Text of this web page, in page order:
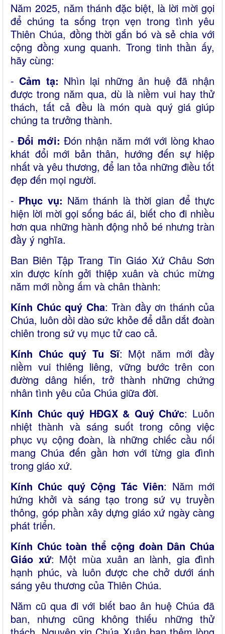
Năm 2025, năm thánh đặc biệt, là lời mời gọi
để chúng ta sống trọn vẹn trong tình yêu
Thiên Chúa, đồng thời gắn bó và sẻ chia với
cộng đồng xung quanh. Trong tinh thần ấy,
hãy cùng:
- Cảm tạ: Nhìn lại những ân huệ đã nhận
được trong năm qua, dù là niềm vui hay thử
thách, tất cả đều là món quà quý giá giúp
chúng ta trưởng thành.
-Đổi mới: Đón nhận năm mới với lòng khao
khát đổi mới bản thân, hướng đến sự hiệp
nhất và yêu thương, để lan tỏa những điều tốt
đẹp đến mọi người.
- Phục vụ: Năm thánh là thời gian để thực
hiện lời mời gọi sống bác ái, biết cho đi nhiều
hơn qua những hành động nhỏ bé nhưng tràn
đầy ý nghĩa.
Ban Biên Tập Trang Tin Giáo Xứ Châu Sơn
xin được kính gởi thiệp xuân và chúc mừng
năm mới nồng ấm và chân thành:
Kính Chúc quý Cha: Tràn đầy ơn thánh của
Chúa, luôn dồi dào sức khỏe để dẫn dắt đoàn
chiên trong sứ vụ mục tử cao cả.
Kính Chúc quý Tu Sĩ: Một năm mới đầy
niềm vui thiêng liêng, vững bước trên con
đường dâng hiến, trở thành những chứng
nhân tình yêu của Chúa giữa đời.
Kính Chúc quý HĐGX & Quý Chức: Luôn
nhiệt thành và sáng suốt trong công việc
phục vụ cộng đoàn, là những chiếc cầu nối
mang Chúa đến gần hơn với từng gia đình
trong giáo xứ.
Kính Chúc quý Cộng Tác Viên: Năm mới
hứng khởi và sáng tạo trong sứ vụ truyền
thông, góp phần xây dựng giáo xứ ngày càng
phát triển.
Kính Chúc toàn thể cộng đoàn Dân Chúa
Giáo xứ: Một mùa xuân an lành, gia đình
hạnh phúc, và luôn được che chở dưới ánh
sáng yêu thương của Thiên Chúa.
Năm cũ qua đi với biết bao ân huệ Chúa đã
ban, nhưng cũng không thiếu những thử